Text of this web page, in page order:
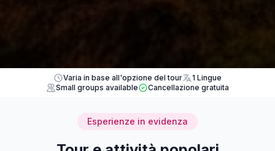
Varia in base all'opzione del tour
1 Lingue
Small groups available
Cancellazione gratuita
Esperienze in evidenza